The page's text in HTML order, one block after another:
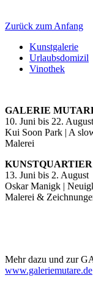
Zurück zum Anfang
Kunstgalerie
Urlaubsdomizil
Vinothek
GALERIE
10. Juni bis 22. August
Kui Soon Park | A
Malerei
13. Juni bis 2. August
Oskar Manigk |
Malerei &
Mehr dazu und zur
www.galeriemutare.de